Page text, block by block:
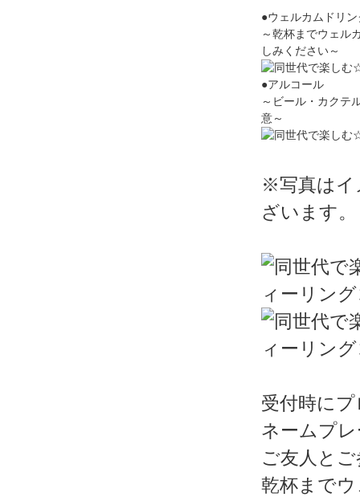
●ウェルカムドリン
～乾杯までウェル
しみください～
●アルコール
～ビール・カクテ
意～
※写真はイ
ざいます。
受付時に
ネームプ
ご友人と
乾杯まで